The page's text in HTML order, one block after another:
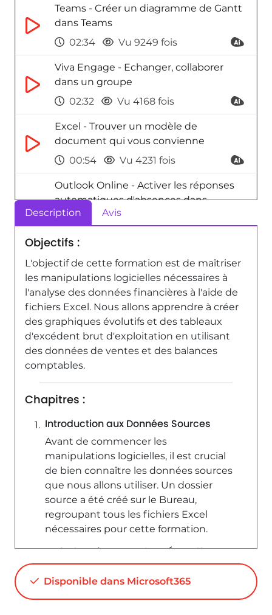
Teams - Créer un diagramme de Gantt
dans Teams
02:34
Vu 9249 fois
Viva Engage - Echanger, collaborer
dans un groupe
02:32
Vu 4168 fois
Excel - Trouver un modèle de
document qui vous convienne
00:54
Vu 4231 fois
Outlook Online - Activer les réponses
automatiques d'absences dans
Outlook
Power BI - Créer un rapport d'excédent
brut d'exploitation - Partie 01
3:17
Vu 2020 fois
OneNote - Utiliser OneNote sur un
mobile
3:38
Vu 4518 fois
Description Avis
Objectifs :
L'objectif de cette formation est de maîtriser
les manipulations logicielles nécessaires à
l'analyse des données financières à l'aide de
fichiers Excel. Nous allons apprendre à créer
des graphiques évolutifs et des tableaux
d'excédent brut d'exploitation en utilisant
des données de ventes et des balances
comptables.
Chapitres :
Introduction aux Données Sources
Avant de commencer les
manipulations logicielles, il est crucial
de bien connaître les données sources
que nous allons utiliser. Un dossier
source a été créé sur le Bureau,
regroupant tous les fichiers Excel
nécessaires pour cette formation.
Création d'un Graphique Évolutif
graphique évolutif représentant le
chiffre d'affaires de notre organisation.
Disponible dans Microsoft365